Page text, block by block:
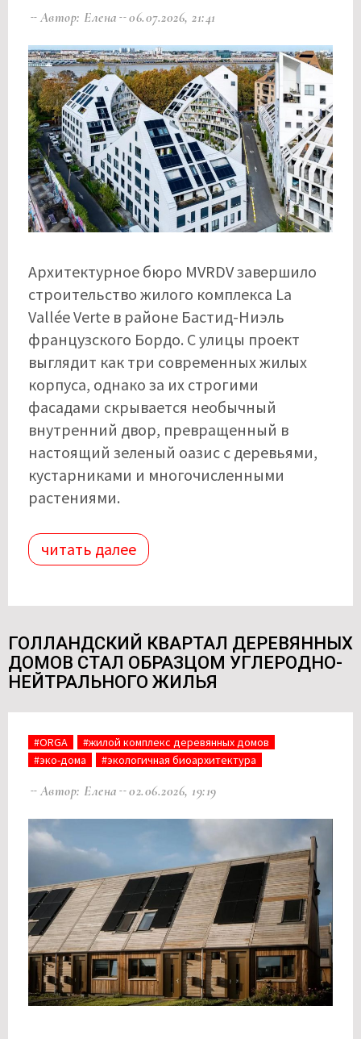
Автор: Елена 06.07.2026, 21:41
Архитектурное бюро MVRDV завершило
строительство жилого комплекса La
Vallée Verte в районе Бастид-Ниэль
французского Бордо. С улицы проект
выглядит как три современных жилых
корпуса, однако за их строгими
фасадами скрывается необычный
внутренний двор, превращенный в
настоящий зеленый оазис с деревьями,
кустарниками и многочисленными
растениями.
читать далее
ГОЛЛАНДСКИЙ КВАРТАЛ ДЕРЕВЯННЫХ
ДОМОВ СТАЛ ОБРАЗЦОМ УГЛЕРОДНО-
НЕЙТРАЛЬНОГО ЖИЛЬЯ
#ORGA
#жилой комплекс деревянных домов
#эко-дома
#экологичная биоархитектура
Автор: Елена 02.06.2026, 19:19